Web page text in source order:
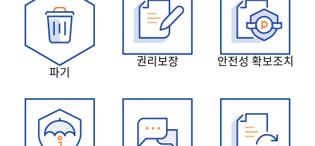
파기
권리보장 안전성 확보조치